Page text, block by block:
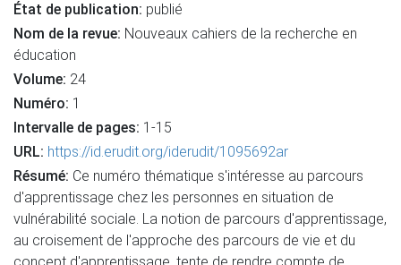
État de publication: publié
Nom de la revue: Nouveaux cahiers de la recherche en
éducation
Volume: 24
Numéro: 1
Intervalle de pages: 1-15
URL: https://id.erudit.org/iderudit/1095692ar
Résumé: Ce numéro thématique s'intéresse au parcours
d'apprentissage chez les personnes en situation de
vulnérabilité sociale. La notion de parcours d'apprentissage,
au croisement de l'approche des parcours de vie et du